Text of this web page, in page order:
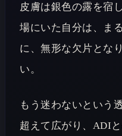
皮膚は銀色の露を宿
場にいた自分は、ま
に、無形な欠片とな
い。
もう迷わないという
超えて広がり、ADI